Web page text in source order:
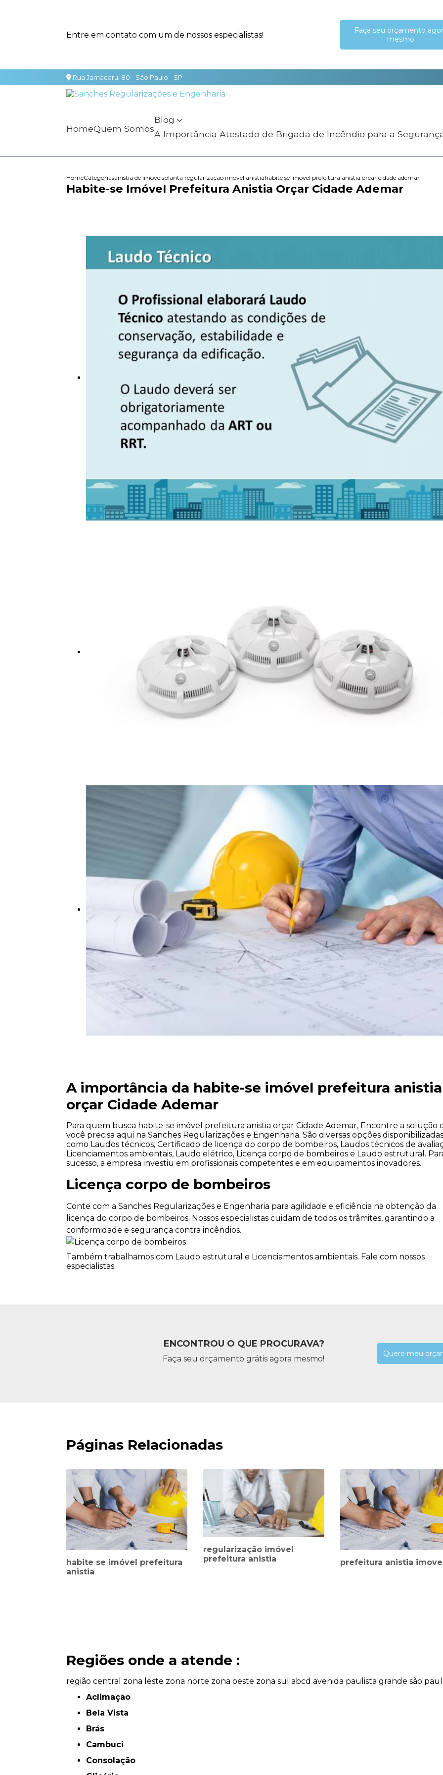
Entre em contato com um de nossos especialistas!
Faça seu orçamento
mesmo
Rua Jamacaru, 80 - São Paulo - SP
Home Quem Somos
Blog
A Importância Atestado de Brigada de Incêndio para a
HomeCategoriasanistia de imoveisplanta regularizacao imovel anistiahabite se imovel prefeitura anistia orcar cidade ademar
Habite-se Imóvel Prefeitura Anistia Orçar Cidade Ademar
A importância da habite-se imóvel prefeitura anistia
orçar Cidade Ademar
Para quem busca habite-se imóvel prefeitura anistia orçar Cidade Ademar, Encontre a solução
você precisa aqui na Sanches Regularizações e Engenharia. São diversas opções
como Laudos técnicos, Certificado de licença do corpo de bombeiros, Laudos técnicos de
Licenciamentos ambientais, Laudo elétrico, Licença corpo de bombeiros e Laudo estrutural.
sucesso, a empresa investiu em profissionais competentes e em equipamentos inovadores.
Licença corpo de bombeiros
Conte com a Sanches Regularizações e Engenharia para agilidade e eficiência na obtenção da
licença do corpo de bombeiros. Nossos especialistas cuidam de todos os trâmites, garantindo a
conformidade e segurança contra incêndios.
Também trabalhamos com Laudo estrutural e Licenciamentos ambientais. Fale com nossos
especialistas.
ENCONTROU O QUE PROCURAVA?
Faça seu orçamento grátis agora mesmo!
Quero meu
Páginas Relacionadas
habite se imóvel prefeitura
anistia
regularização imóvel
prefeitura anistia
prefeitura anistia
Regiões onde a atende :
região central zona leste zona norte zona oeste zona sul abcd avenida paulista grande são
Aclimação
Bela Vista
Brás
Cambuci
Consolação